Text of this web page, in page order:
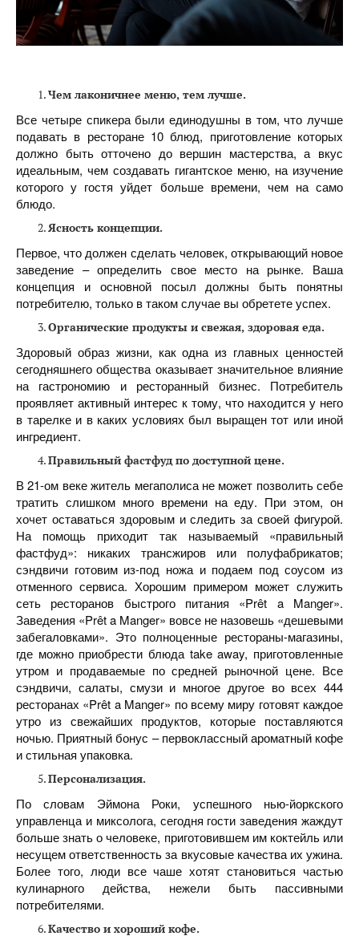
Чем лаконичнее меню, тем лучше.
Все четыре спикера были единодушны в том, что лучше
подавать в ресторане 10 блюд, приготовление которых
должно быть отточено до вершин мастерства, а вкус
идеальным, чем создавать гигантское меню, на изучение
которого у гостя уйдет больше времени, чем на само
блюдо.
Ясность концепции.
Первое, что должен сделать человек, открывающий новое
заведение – определить свое место на рынке. Ваша
концепция и основной посыл должны быть понятны
потребителю, только в таком случае вы обретете успех.
Органические продукты и свежая, здоровая еда.
Здоровый образ жизни, как одна из главных ценностей
сегодняшнего общества оказывает значительное влияние
на гастрономию и ресторанный бизнес. Потребитель
проявляет активный интерес к тому, что находится у него
в тарелке и в каких условиях был выращен тот или иной
ингредиент.
Правильный фастфуд по доступной цене.
В 21-ом веке житель мегаполиса не может позволить себе
тратить слишком много времени на еду. При этом, он
хочет оставаться здоровым и следить за своей фигурой.
На помощь приходит так называемый «правильный
фастфуд»: никаких трансжиров или полуфабрикатов;
сэндвичи готовим из-под ножа и подаем под соусом из
отменного сервиса. Хорошим примером может служить
сеть ресторанов быстрого питания «Prêt a Manger».
Заведения «Prêt a Manger» вовсе не назовешь «дешевыми
забегаловками». Это полноценные рестораны-магазины,
где можно приобрести блюда take away, приготовленные
утром и продаваемые по средней рыночной цене. Все
сэндвичи, салаты, смузи и многое другое во всех 444
ресторанах «Prêt a Manger» по всему миру готовят каждое
утро из свежайших продуктов, которые поставляются
ночью. Приятный бонус – первоклассный ароматный кофе
и стильная упаковка.
Персонализация.
По словам Эймона Роки, успешного нью-йоркского
управленца и миксолога, сегодня гости заведения жаждут
больше знать о человеке, приготовившем им коктейль или
несущем ответственность за вкусовые качества их ужина.
Более того, люди все чаше хотят становиться частью
кулинарного действа, нежели быть пассивными
потребителями.
Качество и хороший кофе.